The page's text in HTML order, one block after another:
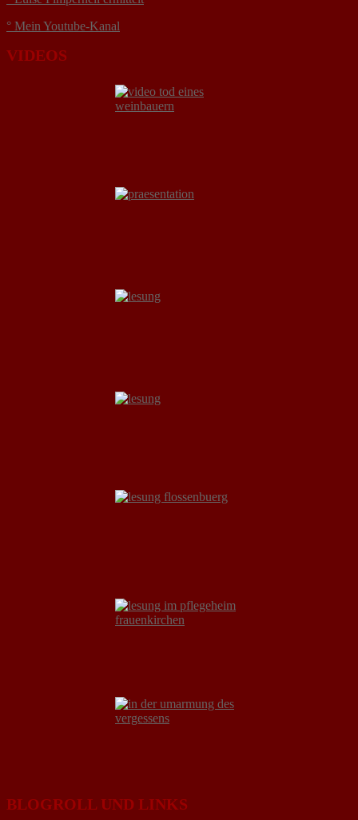
° Mein Youtube-Kanal
VIDEOS
BLOGROLL UND LINKS